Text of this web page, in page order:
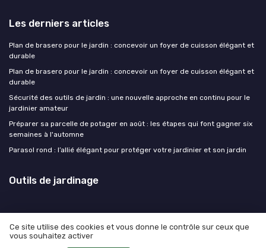
Les derniers articles
Plan de brasero pour le jardin : concevoir un foyer de cuisson élégant et
durable
Plan de brasero pour le jardin : concevoir un foyer de cuisson élégant et
durable
Sécurité des outils de jardin : une nouvelle approche en continu pour le
jardinier amateur
Préparer sa parcelle de potager en août : les étapes qui font gagner six
semaines à l'automne
Parasol rond : l’allié élégant pour protéger votre jardinier et son jardin
Outils de jardinage
Mentions légales
Ce site utilise des cookies et vous donne le contrôle sur ceux que
vous souhaitez activer